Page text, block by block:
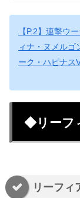
【P.2】連撃ウ
ィナ・ヌメルゴ
ーク・ハピナス
◆リーフ
リーフィ